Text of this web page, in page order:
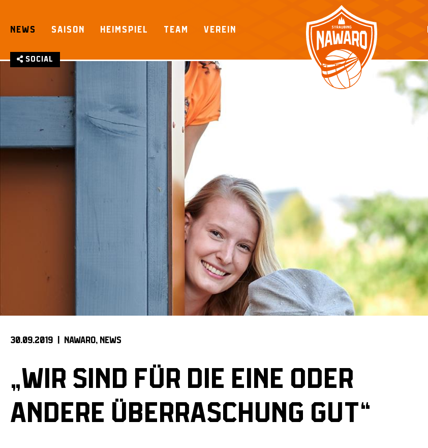
content
Social
NEWS SAISON HEIMSPIEL TEAM VEREIN
30.09.2019 | NAWARO NEWS
„WIR SIND FÜR DIE EINE ODER
ANDERE ÜBERRASCHUNG GUT“